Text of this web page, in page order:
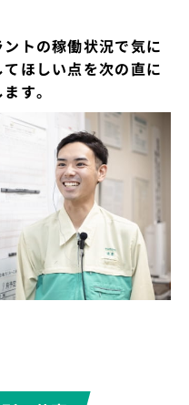
トの稼働状況で気に
ほしい点を次の直に
す。